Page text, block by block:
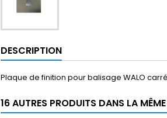
DESCRIPTION
Plaque de finition pour balisage WALO
16 AUTRES PRODUITS DANS LA